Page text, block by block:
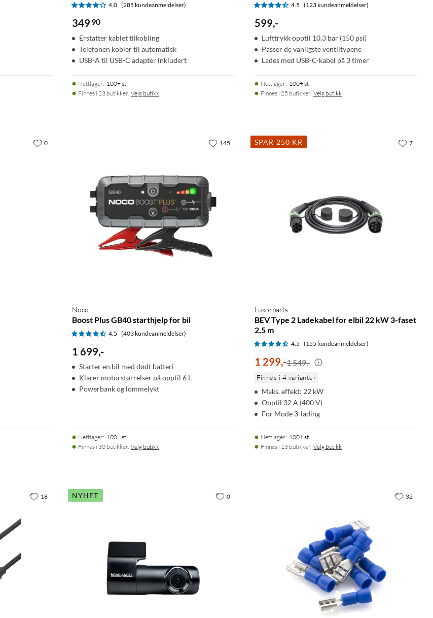
4.0 (285 kundeanmeldelser)
349 90
Erstatter kablet tilkobling
Telefonen kobler til automatisk
USB-A til USB-C adapter inkludert
Nettlager: 100+ st
Finnes i 23 butikker. Velg butikk
4.5 (123 kundeanmeldelser)
599,-
Lufttrykk opptil 10,3 bar (150 psi)
Passer de vanligste ventiltypene
Lades med USB-C-kabel på 3 timer
Nettlager: 100+ st
Finnes i 25 butikker. Velg butikk
0
Noco
Boost Plus GB40 starthjelp for bil
4.5 (403 kundeanmeldelser)
1 699,-
Starter en bil med dødt batteri
Klarer motorstørrelser på opptil 6 L
Powerbank og lommelykt
Nettlager: 100+ st
Finnes i 30 butikker. Velg butikk
145 SPAR 250 KR
Luxorparts
BEV Type 2 Ladekabel for elbil 22 kW 3-faset
2,5 m
4.5 (155 kundeanmeldelser)
1 299,-1 549,-
Finnes i 4 varianter
Maks. effekt: 22 kW
Opptil 32 A (400 V)
For Mode 3-lading
Nettlager: 100+ st
Finnes i 13 butikker. Velg butikk
7
18 NYHET 0 32